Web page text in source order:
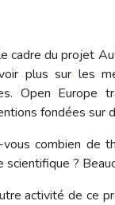
cadre du projet
plus sur les
Open Europe
fondées sur
vous combien de
scientifique ?
activité de ce